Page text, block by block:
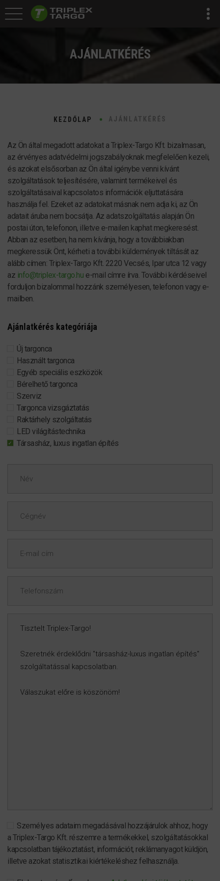
AJÁNLATKÉRÉS
KEZDŐLAP AJÁNLATKÉRÉS
Az Ön által megadott adatokat a Triplex-Targo Kft. bizalmasan,
az érvényes adatvédelmi jogszabályoknak megfelelően kezeli,
és azokat elsősorban az Ön által igénybe venni kívánt
szolgáltatások teljesítésére, valamint termékeivel és
szolgáltatásaival kapcsolatos információk eljuttatására
használja fel. Ezeket az adatokat másnak nem adja ki, az Ön
adatait áruba nem bocsátja. Az adatszolgáltatás alapján Ön
postai úton, telefonon, illetve e-mailen kaphat megkeresést.
Abban az esetben, ha nem kívánja, hogy a továbbiakban
megkeressük Önt, kérheti a további küldemények tiltását az
alább címen: Triplex-Targo Kft. 2220 Vecsés, Ipar utca 12 vagy
az info@triplex-targo.hu e-mail címre írva. További kérdéseivel
forduljon bizalommal hozzánk személyesen, telefonon vagy e-
mailben.
Ajánlatkérés kategóriája
Új targonca
Használt targonca
Egyéb speciális eszközök
Bérelhető targonca
Szerviz
Targonca vizsgáztatás
Raktárhely szolgáltatás
LED világítástechnika
Társasház, luxus ingatlan építés
Személyes adataim megadásával hozzájárulok ahhoz, hogy
a Triplex-Targo Kft. részemre a termékekkel, szolgáltatásokkal
kapcsolatban tájékoztatást, információt, reklámanyagot küldjön,
illetve azokat statisztikai kiértékeléshez felhasználja.